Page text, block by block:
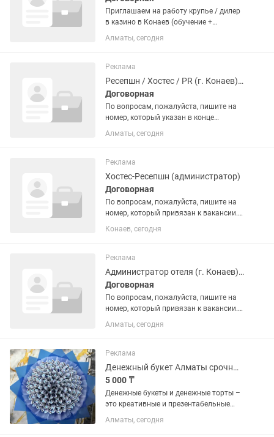
Приглашаем на работу крупье / дилер
в казино в Конаев (обучение +
трансфер) со стипендией По вопросам,
пожалуйста, пишите на номер, который
работы:🔻 ASTORIA (Астория)...
Алматы, сегодня
Реклама
Ресепшн / Хостес / PR (г. Конаев) есть трансфер
Договорная
По вопросам, пожалуйста, пишите на
номер, который указан в конце
вакансии. 👉О месте работы ASTORIA
(Астория) — это лицензированное
специальной туристической зоне
игорных...
Алматы, сегодня
Реклама
Хостес-Ресепшн (администратор)
Договорная
По вопросам, пожалуйста, пишите на
номер, который привязан к вакансии.
👉О месте работы ASTORIA (Астория) —
это лицензированное казино, которое
зоне игорных...
Конаев, сегодня
Реклама
Администратор отеля (г. Конаев) трансфер
Договорная
По вопросам, пожалуйста, пишите на
номер, который привязан к вакансии.
👉О месте работы ASTORIA (Астория) —
это лицензированное казино, которое
зоне игорных...
Алматы, сегодня
Реклама
Денежный букет Алматы срочные заказы
5 000 ₸
Денежные букеты и денежные торты –
это креативные и презентабельные
способы дарить деньги, особенно в
бизнес-среде. Они подходят для
Алматы, сегодня